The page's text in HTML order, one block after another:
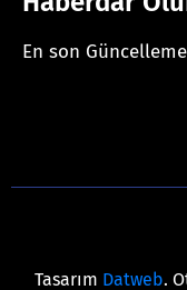
En son
Tasarım Datweb.